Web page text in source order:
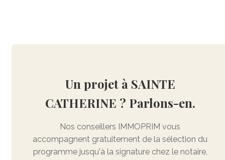
Un projet à SAINTE
CATHERINE ? Parlons-en.
Nos conseillers IMMOPRIM vous
accompagnent gratuitement de la sélection du
programme jusqu'à la signature chez le notaire.